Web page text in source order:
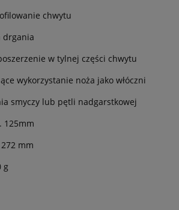
chwytu
drgania
w tylnej części chwytu
wykorzystanie noża jako włóczni
smyczy lub pętli nadgarstkowej
125mm
272 mm
g